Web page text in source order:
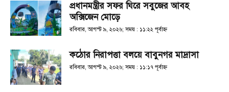
প্রধানমন্ত্রীর সফর ঘিরে সবুজের আবহ
অক্সিজেন মোড়ে
রবিবার, আগস্ট ৯, ২০২৬; সময় : ১১:২২ পূর্বাহ্ণ
কঠোর নিরাপত্তা বলয়ে বাবুনগর মাদ্রাসা
রবিবার, আগস্ট ৯, ২০২৬; সময় : ১১:১৭ পূর্বাহ্ণ